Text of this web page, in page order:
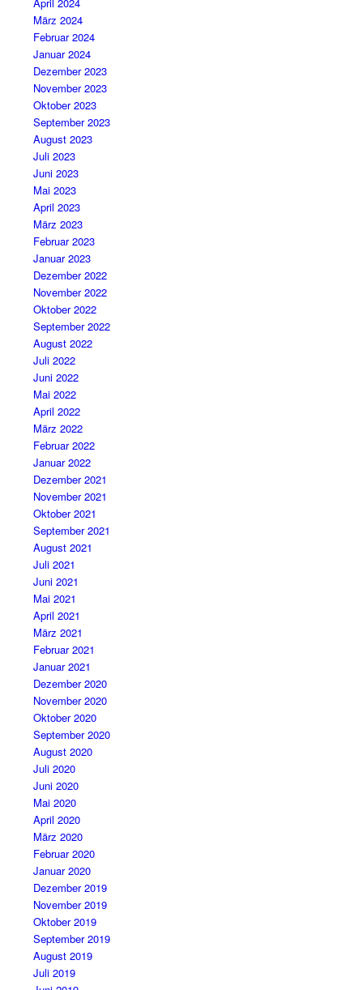
März 2024
Februar 2024
Januar 2024
Dezember 2023
November 2023
Oktober 2023
September 2023
August 2023
Juli 2023
Juni 2023
Mai 2023
April 2023
März 2023
Februar 2023
Januar 2023
Dezember 2022
November 2022
Oktober 2022
September 2022
August 2022
Juli 2022
Juni 2022
Mai 2022
April 2022
März 2022
Februar 2022
Januar 2022
Dezember 2021
November 2021
Oktober 2021
September 2021
August 2021
Juli 2021
Juni 2021
Mai 2021
April 2021
März 2021
Februar 2021
Januar 2021
Dezember 2020
November 2020
Oktober 2020
September 2020
August 2020
Juli 2020
Juni 2020
Mai 2020
April 2020
März 2020
Februar 2020
Januar 2020
Dezember 2019
November 2019
Oktober 2019
September 2019
August 2019
Juli 2019